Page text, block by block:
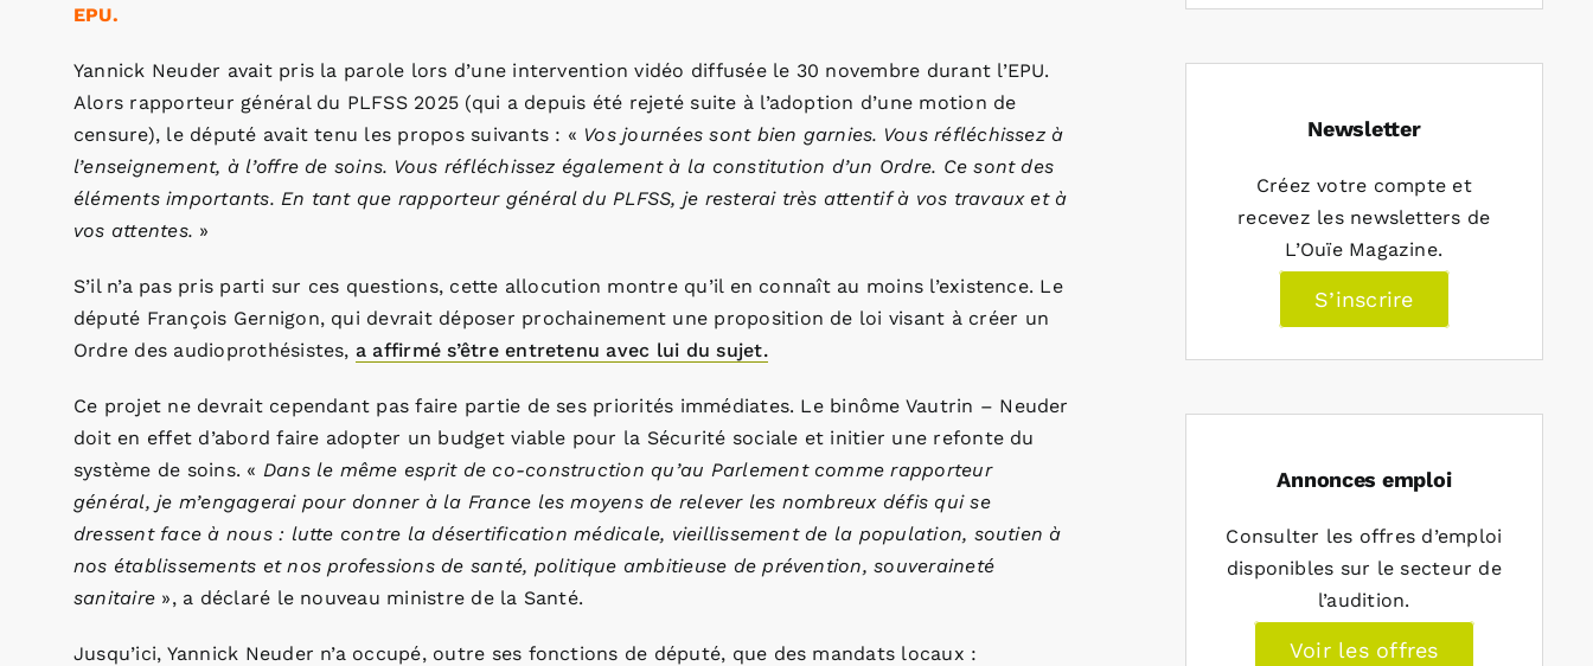
EPU.
Yannick Neuder avait pris la parole lors d’une intervention vidéo diffusée le 30 novembre durant l’EPU.
Alors rapporteur général du PLFSS 2025 (qui a depuis été rejeté suite à l’adoption d’une motion de
censure), le député avait tenu les propos suivants : « Vos journées sont bien garnies. Vous réfléchissez à
l’enseignement, à l’offre de soins. Vous réfléchissez également à la constitution d’un Ordre. Ce sont des
éléments importants. En tant que rapporteur général du PLFSS, je resterai très attentif à vos travaux et à
vos attentes. »
S’il n’a pas pris parti sur ces questions, cette allocution montre qu’il en connaît au moins l’existence. Le
député François Gernigon, qui devrait déposer prochainement une proposition de loi visant à créer un
Ordre des audioprothésistes, a affirmé s’être entretenu avec lui du sujet.
Ce projet ne devrait cependant pas faire partie de ses priorités immédiates. Le binôme Vautrin – Neuder
doit en effet d’abord faire adopter un budget viable pour la Sécurité sociale et initier une refonte du
système de soins. « Dans le même esprit de co-construction qu’au Parlement comme rapporteur
général, je m’engagerai pour donner à la France les moyens de relever les nombreux défis qui se
dressent face à nous : lutte contre la désertification médicale, vieillissement de la population, soutien à
nos établissements et nos professions de santé, politique ambitieuse de prévention, souveraineté
sanitaire », a déclaré le nouveau ministre de la Santé.
Jusqu’ici, Yannick Neuder n’a occupé, outre ses fonctions de député, que des mandats locaux :
Newsletter
Créez votre compte et
recevez les newsletters de
L’Ouïe Magazine.
S’inscrire
Annonces emploi
Consulter les offres d’emploi
disponibles sur le secteur de
l’audition.
Voir les offres